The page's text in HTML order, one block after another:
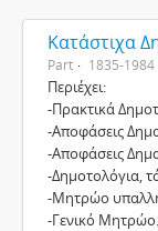
Κατάστιχα
Part 1835-1984
Περιέχει:
-Πρακτικά
-Αποφάσεις
-Αποφάσεις
-Δημοτολόγια,
-Μητρώο
-Γενικό Μητρώο